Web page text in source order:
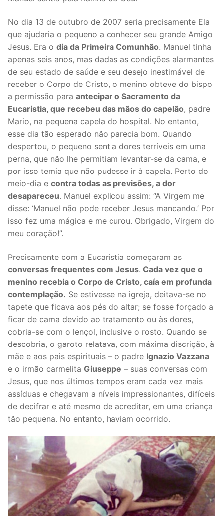
No dia 13 de outubro de 2007 seria precisamente Ela
que ajudaria o pequeno a conhecer seu grande Amigo
Jesus. Era o dia da Primeira Comunhão. Manuel tinha
apenas seis anos, mas dadas as condições alarmantes
de seu estado de saúde e seu desejo inestimável de
receber o Corpo de Cristo, o menino obteve do bispo
a permissão para antecipar o Sacramento da
Eucaristia, que recebeu das mãos do capelão, padre
Mario, na pequena capela do hospital. No entanto,
esse dia tão esperado não parecia bom. Quando
despertou, o pequeno sentia dores terríveis em uma
perna, que não lhe permitiam levantar-se da cama, e
por isso temia que não pudesse ir à capela. Perto do
meio-dia e contra todas as previsões, a dor
desapareceu. Manuel explicou assim: “A Virgem me
disse: ‘Manuel não pode receber Jesus mancando.’ Por
isso fez uma mágica e me curou. Obrigado, Virgem do
meu coração!”.
Precisamente com a Eucaristia começaram as
conversas frequentes com Jesus. Cada vez que o
menino recebia o Corpo de Cristo, caía em profunda
contemplação. Se estivesse na igreja, deitava-se no
tapete que ficava aos pés do altar; se fosse forçado a
ficar de cama devido ao tratamento ou às dores,
cobria-se com o lençol, inclusive o rosto. Quando se
descobria, o garoto relatava, com máxima discrição, à
mãe e aos pais espirituais – o padre Ignazio Vazzana
e o irmão carmelita Giuseppe – suas conversas com
Jesus, que nos últimos tempos eram cada vez mais
assíduas e chegavam a níveis impressionantes, difíceis
de decifrar e até mesmo de acreditar, em uma criança
tão pequena. No entanto, haviam ocorrido.